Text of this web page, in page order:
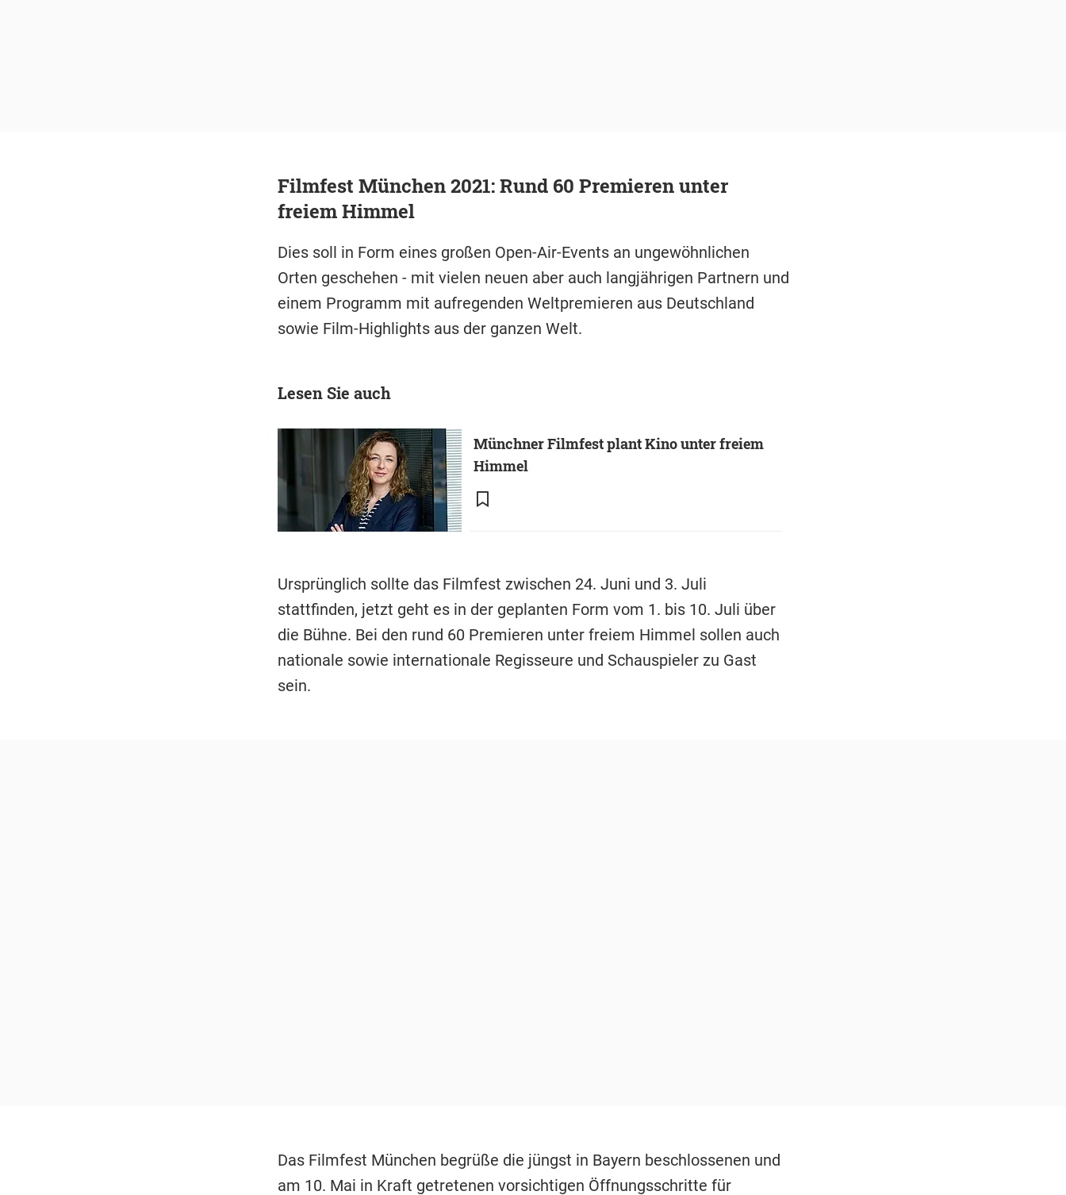
Filmfest München 2021: Rund 60 Premieren unter
freiem Himmel
Dies soll in Form eines großen Open-Air-Events an ungewöhnlichen
Orten geschehen - mit vielen neuen aber auch langjährigen Partnern und
einem Programm mit aufregenden Weltpremieren aus Deutschland
sowie Film-Highlights aus der ganzen Welt.
Lesen Sie auch
Münchner Filmfest plant Kino unter freiem
Himmel
Ursprünglich sollte das Filmfest zwischen 24. Juni und 3. Juli
stattfinden, jetzt geht es in der geplanten Form vom 1. bis 10. Juli über
die Bühne. Bei den rund 60 Premieren unter freiem Himmel sollen auch
nationale sowie internationale Regisseure und Schauspieler zu Gast
sein.
Das Filmfest München begrüße die jüngst in Bayern beschlossenen und
am 10. Mai in Kraft getretenen vorsichtigen Öffnungsschritte für